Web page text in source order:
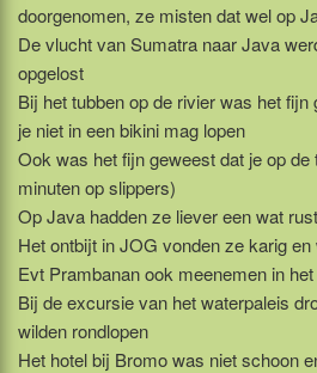
doorgenomen, ze misten dat wel op
De vlucht van Sumatra naar Java
opgelost
Bij het tubben op de rivier was het
je niet in een bikini mag lopen
Ook was het fijn geweest dat je op
minuten op slippers)
Op Java hadden ze liever een wat
Het ontbijt in JOG vonden ze karig
Evt Prambanan ook meenemen in
Bij de excursie van het waterpaleis
wilden rondlopen
Het hotel bij Bromo was niet schoon